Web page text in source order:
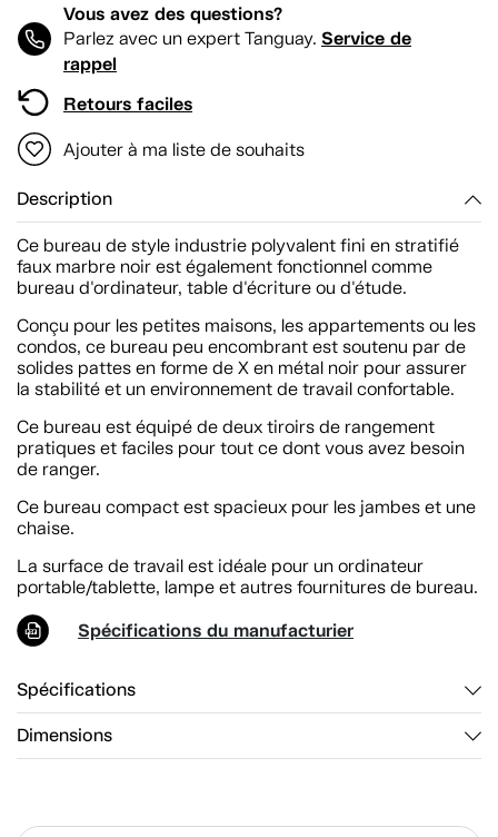
Vous avez des questions?
Parlez avec un expert Tanguay. Service de
rappel
Retours faciles
Ajouter à ma liste de souhaits
Description
Ce bureau de style industrie polyvalent fini en stratifié
faux marbre noir est également fonctionnel comme
bureau d'ordinateur, table d'écriture ou d'étude.
Conçu pour les petites maisons, les appartements ou les
condos, ce bureau peu encombrant est soutenu par de
solides pattes en forme de X en métal noir pour assurer
la stabilité et un environnement de travail confortable.
Ce bureau est équipé de deux tiroirs de rangement
pratiques et faciles pour tout ce dont vous avez besoin
de ranger.
Ce bureau compact est spacieux pour les jambes et une
chaise.
La surface de travail est idéale pour un ordinateur
portable/tablette, lampe et autres fournitures de bureau.
Spécifications du manufacturier
Spécifications
Dimensions